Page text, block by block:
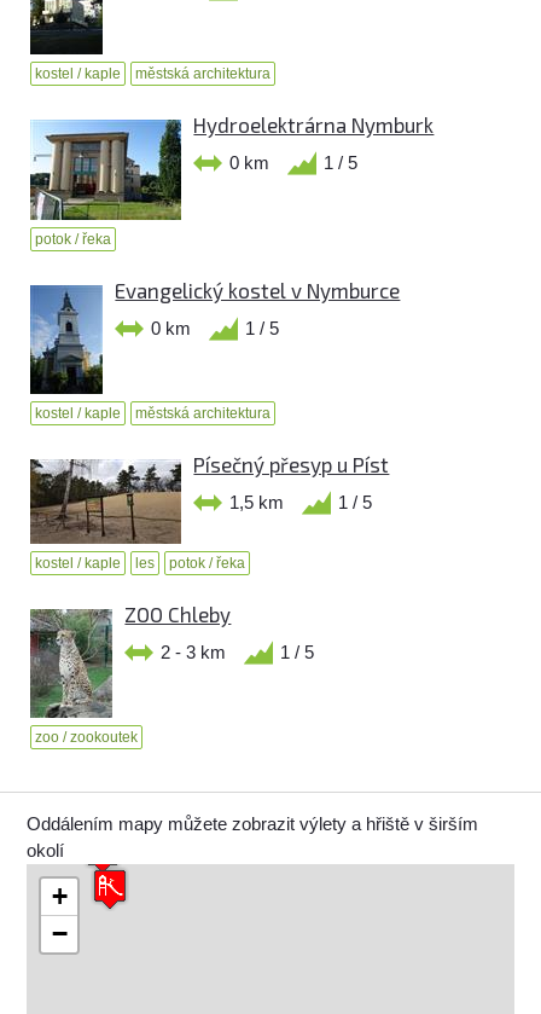
kostel / kaple městská architektura
Hydroelektrárna Nymburk
0 km 1 / 5
potok / řeka
Evangelický kostel v Nymburce
0 km 1 / 5
kostel / kaple městská architektura
Písečný přesyp u Píst
1,5 km 1 / 5
kostel / kaple les potok / řeka
ZOO Chleby
2 - 3 km 1 / 5
zoo / zookoutek
Oddálením mapy můžete zobrazit výlety a hřiště v širším
okolí
+
−